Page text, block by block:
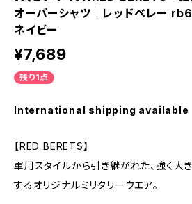
オーバーシャツ｜レッドベレー
ネイビー
¥7,689
残り1点
International shipping available
【RED BERETS】
軍用スタイルから引き継がれた、強く大
するオリジナルミリタリーウエア。